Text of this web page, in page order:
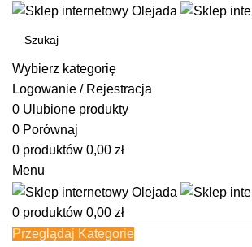
Wybierz kategorię
Logowanie / Rejestracja
0 Ulubione produkty
0 Porównaj
0 produktów 0,00 zł
Menu
0 produktów 0,00 zł
Przeglądaj Kategorie